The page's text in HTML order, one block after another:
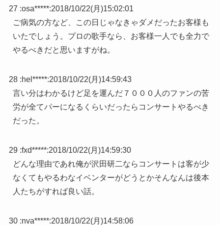
27 :osa*****:2018/10/22(月)15:02:01
ご病気の方など、この日じゃなきゃダメだったお客様も
いたでしょう。プロの歌手なら、お客様一人でも全力で
やるべきだと思いますがね。
28 :hel*****:2018/10/22(月)14:59:43
言い分はわかるけど足を運んだ７０００人のファンの苦
労が全てパーになるくらいだったらコンサートやるべき
だった。
29 :fxd*****:2018/10/22(月)14:59:30
どんな理由であれ俺が沢田研二ならコンサートは客が少
なくてもやるわなイベンターがどうとかそんなんは後本
人たちがすれば良い話。
30 :nva*****:2018/10/22(月)14:58:06